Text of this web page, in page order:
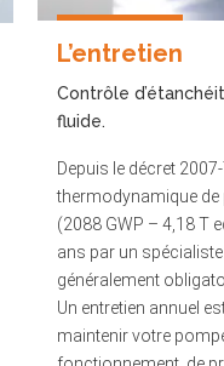
L’entretien
Contrôle
fluide.
Depuis le décret
thermodynamique de
(2088 GWP – 4,18 T
ans par un
généralement
Un entretien annuel
maintenir votre